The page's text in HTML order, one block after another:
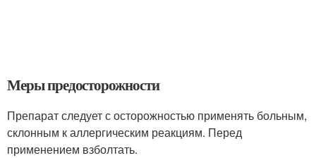
Меры предосторожности
Препарат следует с осторожностью применять больным,
склонным к аллергическим реакциям. Перед
применением взболтать.